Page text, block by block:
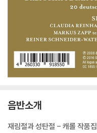
음반소개
재림절과 성탄절 - 캐롤 작품집